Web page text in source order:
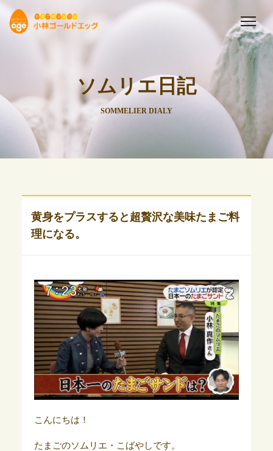
ソムリエ日記
SOMMELIER DIALY
黄身をプラスすると超贅沢な美味たまご料
理になる。
こんにちは！
たまごのソムリエ・こばやしです。